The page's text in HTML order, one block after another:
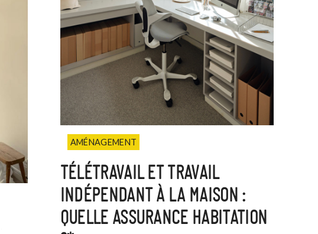
AMÉNAGEMENT
TÉLÉTRAVAIL ET TRAVAIL
INDÉPENDANT À LA MAISON :
QUELLE ASSURANCE HABITATION